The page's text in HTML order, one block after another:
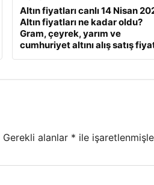
Altın fiyatları canlı 14 Nisan
Altın fiyatları ne kadar oldu?
Gram, çeyrek, yarım ve
cumhuriyet altını alış satış
Gerekli alanlar * ile